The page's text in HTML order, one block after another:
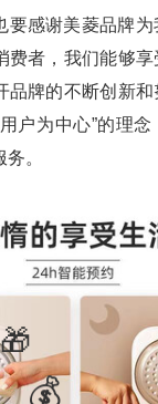
要感谢美菱品牌
费者，我们能够
品牌的不断创新
户为中心”的理
。